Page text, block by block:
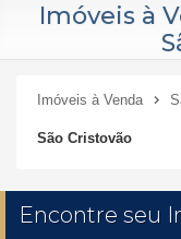
Imóveis à
Imóveis à Venda
São Cristovão
Encontre seu